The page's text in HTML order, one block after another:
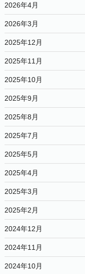
2026年4月
2026年3月
2025年12月
2025年11月
2025年10月
2025年9月
2025年8月
2025年7月
2025年5月
2025年4月
2025年3月
2025年2月
2024年12月
2024年11月
2024年10月